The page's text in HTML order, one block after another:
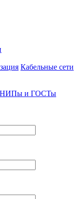
Кабельные сети
и ГОСТы